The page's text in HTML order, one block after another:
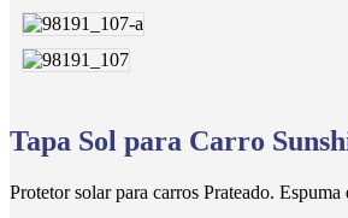
Tapa Sol para Carro
Protetor solar para carros Prateado.